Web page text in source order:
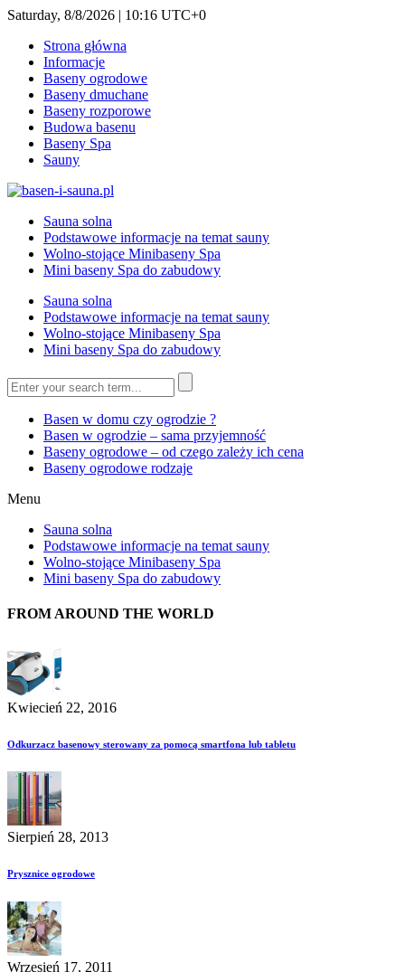
Saturday, 8/8/2026 | 10:16 UTC+0
Strona główna
Informacje
Baseny ogrodowe
Baseny dmuchane
Baseny rozporowe
Budowa basenu
Baseny Spa
Sauny
Sauna solna
Podstawowe informacje na temat sauny
Wolno-stojące Minibaseny Spa
Mini baseny Spa do zabudowy
Sauna solna
Podstawowe informacje na temat sauny
Wolno-stojące Minibaseny Spa
Mini baseny Spa do zabudowy
Basen w domu czy ogrodzie ?
Basen w ogrodzie – sama przyjemność
Baseny ogrodowe – od czego zależy ich cena
Baseny ogrodowe rodzaje
Menu
Sauna solna
Podstawowe informacje na temat sauny
Wolno-stojące Minibaseny Spa
Mini baseny Spa do zabudowy
FROM AROUND THE WORLD
Kwiecień 22, 2016
Odkurzacz basenowy sterowany za pomocą smartfona lub tabletu
Sierpień 28, 2013
Prysznice ogrodowe
Wrzesień 17, 2011